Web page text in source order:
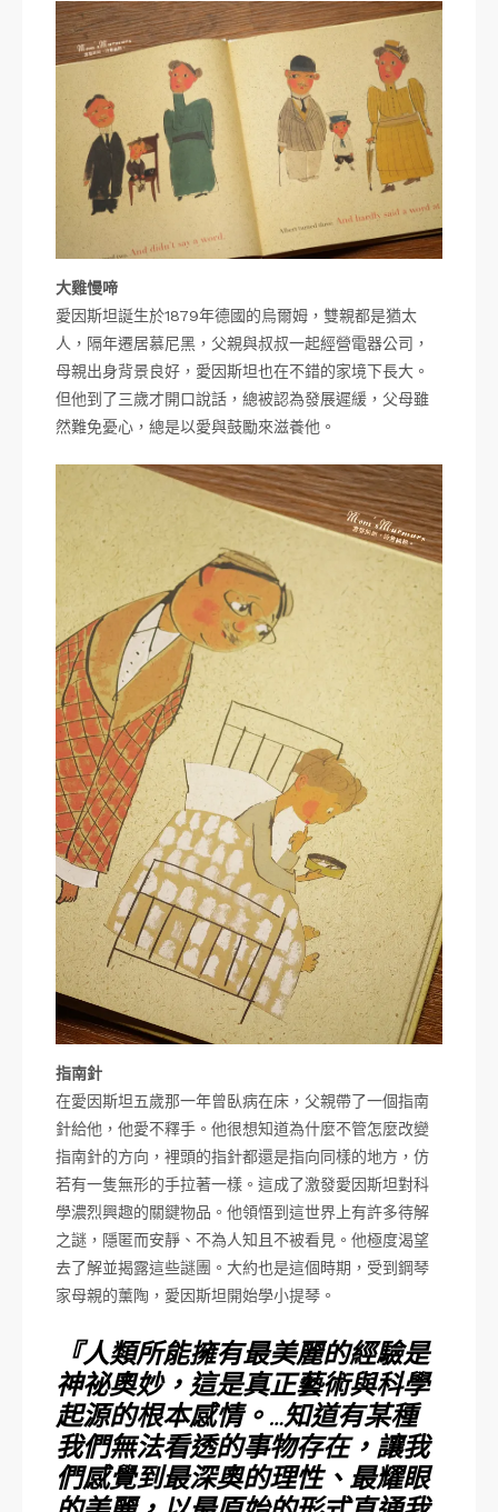
大雞慢啼
愛因斯坦誕生於1879年德國的烏爾姆，雙親都是猶太
人，隔年遷居慕尼黑，父親與叔叔一起經營電器公司，
母親出身背景良好，愛因斯坦也在不錯的家境下長大。
但他到了三歲才開口說話，總被認為發展遲緩，父母雖
然難免憂心，總是以愛與鼓勵來滋養他。
指南針
在愛因斯坦五歲那一年曾臥病在床，父親帶了一個指南
針給他，他愛不釋手。他很想知道為什麼不管怎麼改變
指南針的方向，裡頭的指針都還是指向同樣的地方，仿
若有一隻無形的手拉著一樣。這成了激發愛因斯坦對科
學濃烈興趣的關鍵物品。他領悟到這世界上有許多待解
之謎，隱匿而安靜、不為人知且不被看見。他極度渴望
去了解並揭露這些謎團。大約也是這個時期，受到鋼琴
家母親的薰陶，愛因斯坦開始學小提琴。
『人類所能擁有最美麗的經驗是
神祕奧妙，這是真正藝術與科學
起源的根本感情。…知道有某種
我們無法看透的事物存在，讓我
們感覺到最深奧的理性、最耀眼